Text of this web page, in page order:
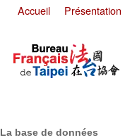
Accueil Présentation
La base de données